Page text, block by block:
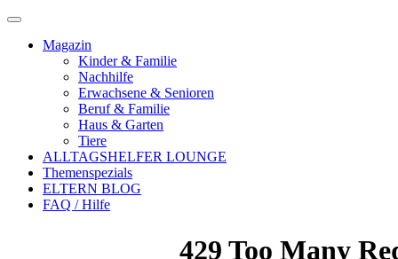
Magazin
Kinder & Familie
Nachhilfe
Erwachsene & Senioren
Beruf & Familie
Haus & Garten
Tiere
ALLTAGSHELFER LOUNGE
Themenspezials
ELTERN BLOG
FAQ / Hilfe